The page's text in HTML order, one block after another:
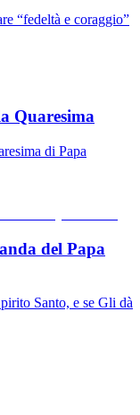
“fedeltà e coraggio”
Quaresima
di Papa
del Papa
Santo, e se Gli dà